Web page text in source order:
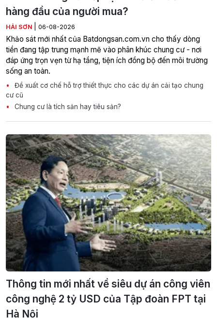
hàng đầu của người mua?
HẢI SƠN 06-08-2026
Khảo sát mới nhất của Batdongsan.com.vn cho thấy dòng
tiền đang tập trung mạnh mẽ vào phân khúc chung cư - nơi
đáp ứng trọn vẹn từ hạ tầng, tiện ích đồng bộ đến môi trường
sống an toàn.
Đề xuất cơ chế hỗ trợ thiết thực cho các dự án cải tạo chung
cư cũ
Chung cư là tích sản hay tiêu sản?
Thông tin mới nhất về siêu dự án công viên
công nghệ 2 tỷ USD của Tập đoàn FPT tại
Hà Nội